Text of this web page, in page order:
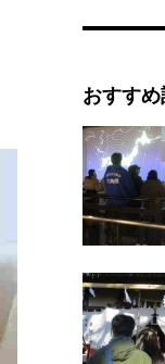
おすす